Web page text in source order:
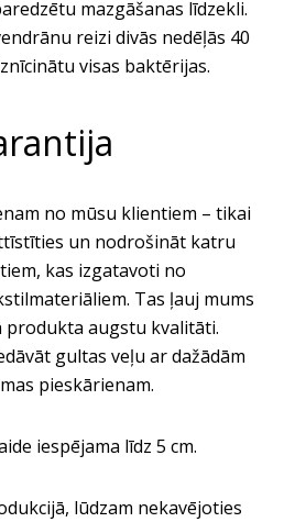
mazgāšanas līdzekli.
reizi divās nedēļās 40
visas baktērijas.
no mūsu klientiem – tikai
un nodrošināt katru
kas izgatavoti no
Tas ļauj mums
augstu kvalitāti.
gultas veļu ar dažādām
pieskārienam.
iespējama līdz 5 cm.
lūdzam nekavējoties